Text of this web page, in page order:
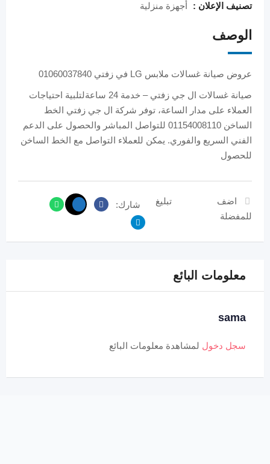
تصنيف الإعلان : أجهزة منزلية
الوصف
عروض صيانة غسالات ملابس LG في زفتي 01060037840
صيانة غسالات ال جي زفتي – خدمة 24 ساعةلتلبية احتياجات
العملاء على مدار الساعة، توفر شركة ال جي زفتي الخط
الساخن 01154008110 للتواصل المباشر والحصول على الدعم
الفني السريع والفوري. يمكن للعملاء التواصل مع الخط الساخن
للحصول
اضف
للمفضلة
تبليغ شارك:
معلومات البائع
sama
سجل دخول لمشاهدة معلومات البائع